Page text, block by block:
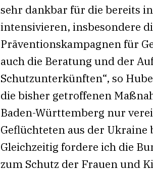
sehr dankbar für die bereits
intensivieren, insbesondere
Präventionskampagnen für
auch die Beratung und der
Schutzunterkünften“, so
die bisher getroffenen
Baden-Württemberg nur
Geflüchteten aus der
Gleichzeitig fordere ich die
zum Schutz der Frauen und